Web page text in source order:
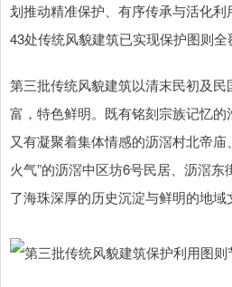
划推动精准保护、有序传承与活化
43处传统风貌建筑已实现保护图则全
第三批传统风貌建筑以清末民初及
富，特色鲜明。既有铭刻宗族记忆的
又有凝聚着集体情感的沥滘村北帝
火气”的沥滘中区坊6号民居、沥滘
了海珠深厚的历史沉淀与鲜明的地域